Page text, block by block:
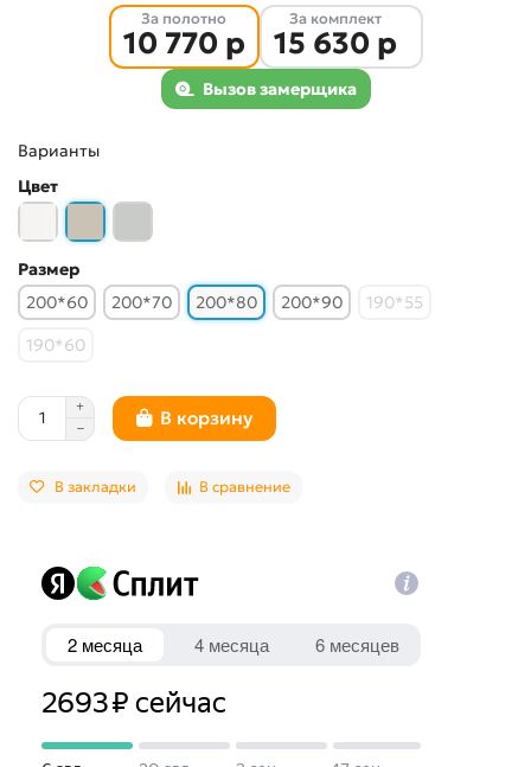
За полотно
10 770 р
За комплект
15 630 р
Вызов замерщика
Варианты
Цвет
Размер
200*60
200*70 200*80 200*90
190*55
190*60
В корзину
В закладки В сравнение